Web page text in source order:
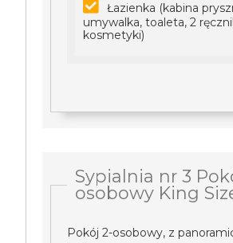
Łazienka (kabina
umywalka, toaleta, 2
kosmetyki)
Sypialnia nr 3
osobowy King
Pokój 2-osobowy, z